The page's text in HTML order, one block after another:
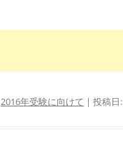
2016年受験に向けて | 投稿日: